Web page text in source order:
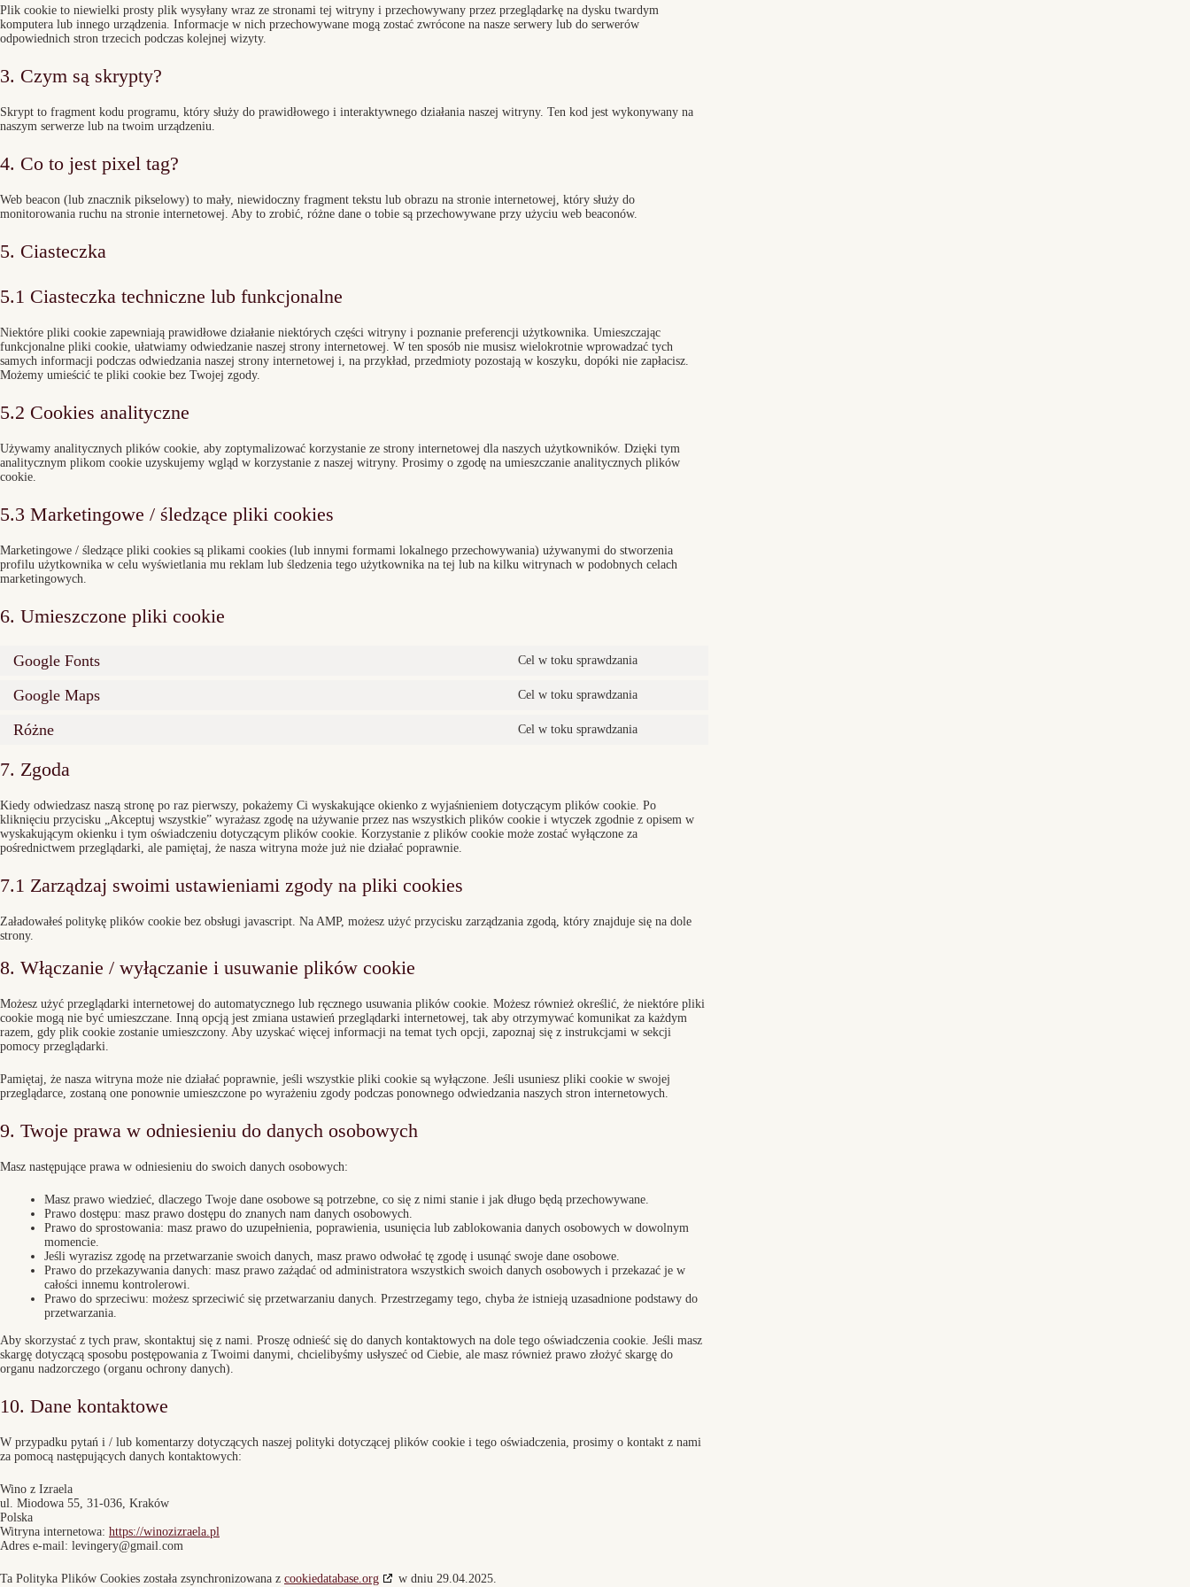
Plik cookie to niewielki prosty plik wysyłany wraz ze stronami tej witryny i przechowywany przez przeglądarkę na dysku twardym
komputera lub innego urządzenia. Informacje w nich przechowywane mogą zostać zwrócone na nasze serwery lub do serwerów
odpowiednich stron trzecich podczas kolejnej wizyty.
3. Czym są skrypty?
Skrypt to fragment kodu programu, który służy do prawidłowego i interaktywnego działania naszej witryny. Ten kod jest wykonywany na
naszym serwerze lub na twoim urządzeniu.
4. Co to jest pixel tag?
Web beacon (lub znacznik pikselowy) to mały, niewidoczny fragment tekstu lub obrazu na stronie internetowej, który służy do
monitorowania ruchu na stronie internetowej. Aby to zrobić, różne dane o tobie są przechowywane przy użyciu web beaconów.
5. Ciasteczka
5.1 Ciasteczka techniczne lub funkcjonalne
Niektóre pliki cookie zapewniają prawidłowe działanie niektórych części witryny i poznanie preferencji użytkownika. Umieszczając
funkcjonalne pliki cookie, ułatwiamy odwiedzanie naszej strony internetowej. W ten sposób nie musisz wielokrotnie wprowadzać tych
samych informacji podczas odwiedzania naszej strony internetowej i, na przykład, przedmioty pozostają w koszyku, dopóki nie zapłacisz.
Możemy umieścić te pliki cookie bez Twojej zgody.
5.2 Cookies analityczne
Używamy analitycznych plików cookie, aby zoptymalizować korzystanie ze strony internetowej dla naszych użytkowników. Dzięki tym
analitycznym plikom cookie uzyskujemy wgląd w korzystanie z naszej witryny. Prosimy o zgodę na umieszczanie analitycznych plików
cookie.
5.3 Marketingowe / śledzące pliki cookies
Marketingowe / śledzące pliki cookies są plikami cookies (lub innymi formami lokalnego przechowywania) używanymi do stworzenia
profilu użytkownika w celu wyświetlania mu reklam lub śledzenia tego użytkownika na tej lub na kilku witrynach w podobnych celach
marketingowych.
6. Umieszczone pliki cookie
Google Fonts Cel w toku sprawdzania
Google Maps Cel w toku sprawdzania
Różne Cel w toku sprawdzania
7. Zgoda
Kiedy odwiedzasz naszą stronę po raz pierwszy, pokażemy Ci wyskakujące okienko z wyjaśnieniem dotyczącym plików cookie. Po
kliknięciu przycisku „Akceptuj wszystkie” wyrażasz zgodę na używanie przez nas wszystkich plików cookie i wtyczek zgodnie z opisem w
wyskakującym okienku i tym oświadczeniu dotyczącym plików cookie. Korzystanie z plików cookie może zostać wyłączone za
pośrednictwem przeglądarki, ale pamiętaj, że nasza witryna może już nie działać poprawnie.
7.1 Zarządzaj swoimi ustawieniami zgody na pliki cookies
Załadowałeś politykę plików cookie bez obsługi javascript. Na AMP, możesz użyć przycisku zarządzania zgodą, który znajduje się na dole
strony.
8. Włączanie / wyłączanie i usuwanie plików cookie
Możesz użyć przeglądarki internetowej do automatycznego lub ręcznego usuwania plików cookie. Możesz również określić, że niektóre pliki
cookie mogą nie być umieszczane. Inną opcją jest zmiana ustawień przeglądarki internetowej, tak aby otrzymywać komunikat za każdym
razem, gdy plik cookie zostanie umieszczony. Aby uzyskać więcej informacji na temat tych opcji, zapoznaj się z instrukcjami w sekcji
pomocy przeglądarki.
Pamiętaj, że nasza witryna może nie działać poprawnie, jeśli wszystkie pliki cookie są wyłączone. Jeśli usuniesz pliki cookie w swojej
przeglądarce, zostaną one ponownie umieszczone po wyrażeniu zgody podczas ponownego odwiedzania naszych stron internetowych.
9. Twoje prawa w odniesieniu do danych osobowych
Masz następujące prawa w odniesieniu do swoich danych osobowych:
Masz prawo wiedzieć, dlaczego Twoje dane osobowe są potrzebne, co się z nimi stanie i jak długo będą przechowywane.
Prawo dostępu: masz prawo dostępu do znanych nam danych osobowych.
Prawo do sprostowania: masz prawo do uzupełnienia, poprawienia, usunięcia lub zablokowania danych osobowych w dowolnym
momencie.
Jeśli wyrazisz zgodę na przetwarzanie swoich danych, masz prawo odwołać tę zgodę i usunąć swoje dane osobowe.
Prawo do przekazywania danych: masz prawo zażądać od administratora wszystkich swoich danych osobowych i przekazać je w
całości innemu kontrolerowi.
Prawo do sprzeciwu: możesz sprzeciwić się przetwarzaniu danych. Przestrzegamy tego, chyba że istnieją uzasadnione podstawy do
przetwarzania.
Aby skorzystać z tych praw, skontaktuj się z nami. Proszę odnieść się do danych kontaktowych na dole tego oświadczenia cookie. Jeśli masz
skargę dotyczącą sposobu postępowania z Twoimi danymi, chcielibyśmy usłyszeć od Ciebie, ale masz również prawo złożyć skargę do
organu nadzorczego (organu ochrony danych).
10. Dane kontaktowe
W przypadku pytań i / lub komentarzy dotyczących naszej polityki dotyczącej plików cookie i tego oświadczenia, prosimy o kontakt z nami
za pomocą następujących danych kontaktowych:
Wino z Izraela
ul. Miodowa 55, 31-036, Kraków
Polska
Witryna internetowa: https://winozizraela.pl
Adres e-mail: levingery@gmail.com
Ta Polityka Plików Cookies została zsynchronizowana z cookiedatabase.org w dniu 29.04.2025.